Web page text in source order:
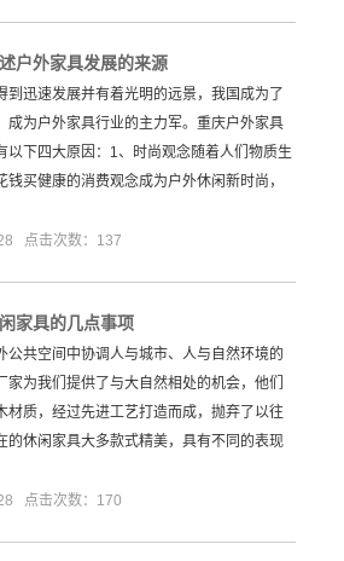
户外家具发展的来源
到迅速发展并有着光明的远景，我国成为了
成为户外家具行业的主力军。重庆户外家具
以下四大原因：1、时尚观念随着人们物质生
买健康的消费观念成为户外休闲新时尚，
点击次数：137
家具的几点事项
公共空间中协调人与城市、人与自然环境的
家为我们提供了与大自然相处的机会，他们
材质，经过先进工艺打造而成，抛弃了以往
的休闲家具大多款式精美，具有不同的表现
点击次数：170